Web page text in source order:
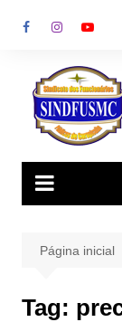
para
conteúdo
Página inicial
Tag: